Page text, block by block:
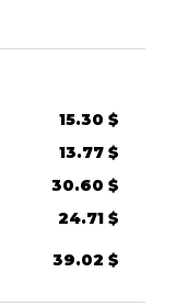
15.30 $
13.77 $
30.60 $
24.71 $
39.02 $